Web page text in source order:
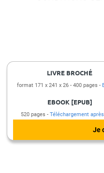
LIVRE BROCHÉ
format 171 x 241 x 26 400 pages
EBOOK [EPUB]
520 pages Téléchargement